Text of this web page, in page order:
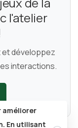
l'atelier
et développez
interactions.
améliorer
En utilisant
Close